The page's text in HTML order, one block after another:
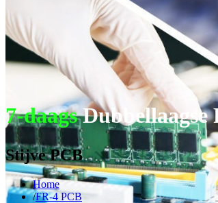
7-daagsDubbellaagse
Stijve PCB
Home
FR-4 PCB